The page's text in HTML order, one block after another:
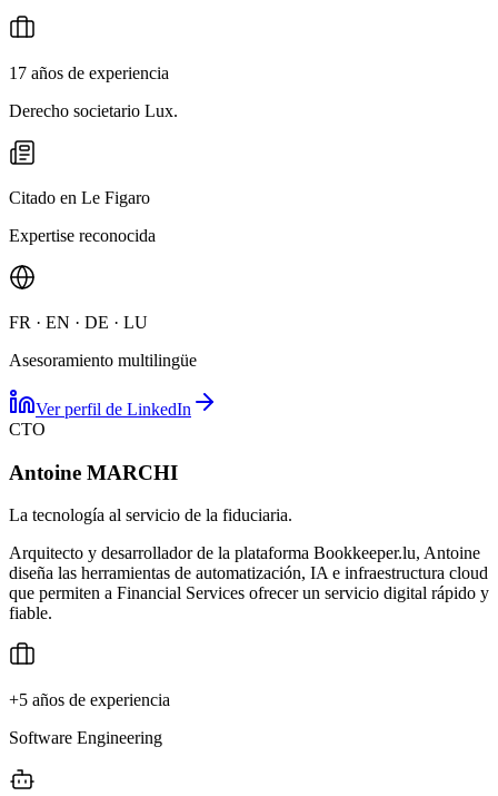
17 años de experiencia
Derecho societario Lux.
Citado en Le Figaro
Expertise reconocida
FR · EN · DE · LU
Asesoramiento multilingüe
Ver perfil de LinkedIn
CTO
Antoine MARCHI
La tecnología al servicio de la fiduciaria.
Arquitecto y desarrollador de la plataforma Bookkeeper.lu, Antoine
diseña las herramientas de automatización, IA e infraestructura cloud
que permiten a Financial Services ofrecer un servicio digital rápido y
fiable.
+5 años de experiencia
Software Engineering